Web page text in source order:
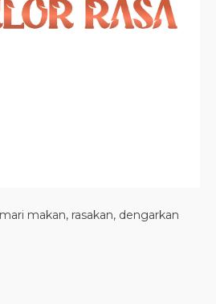
makan, rasakan, dengarkan